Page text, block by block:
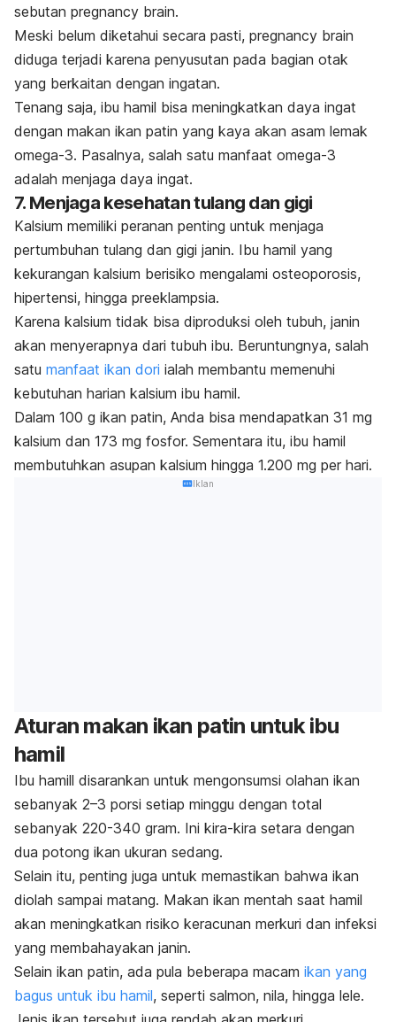
sebutan pregnancy brain.
Meski belum diketahui secara pasti, pregnancy brain
diduga terjadi karena penyusutan pada bagian otak
yang berkaitan dengan ingatan.
Tenang saja, ibu hamil bisa meningkatkan daya ingat
dengan makan ikan patin yang kaya akan asam lemak
omega-3. Pasalnya, salah satu manfaat omega-3
adalah menjaga daya ingat.
7. Menjaga kesehatan tulang dan gigi
Kalsium memiliki peranan penting untuk menjaga
pertumbuhan tulang dan gigi janin. Ibu hamil yang
kekurangan kalsium berisiko mengalami osteoporosis,
hipertensi, hingga preeklampsia.
Karena kalsium tidak bisa diproduksi oleh tubuh, janin
akan menyerapnya dari tubuh ibu. Beruntungnya, salah
satu manfaat ikan dori ialah membantu memenuhi
kebutuhan harian kalsium ibu hamil.
Dalam 100 g ikan patin, Anda bisa mendapatkan 31 mg
kalsium dan 173 mg fosfor. Sementara itu, ibu hamil
membutuhkan asupan kalsium hingga 1.200 mg per hari.
Iklan
Aturan makan ikan patin untuk ibu
hamil
Ibu hamill disarankan untuk mengonsumsi olahan ikan
sebanyak 2–3 porsi setiap minggu dengan total
sebanyak 220-340 gram. Ini kira-kira setara dengan
dua potong ikan ukuran sedang.
Selain itu, penting juga untuk memastikan bahwa ikan
diolah sampai matang. Makan ikan mentah saat hamil
akan meningkatkan risiko keracunan merkuri dan infeksi
yang membahayakan janin.
Selain ikan patin, ada pula beberapa macam ikan yang
bagus untuk ibu hamil, seperti salmon, nila, hingga lele.